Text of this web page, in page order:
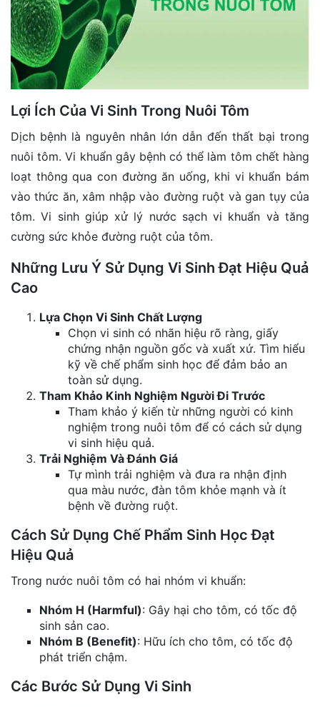
Lợi Ích Của Vi Sinh Trong Nuôi Tôm
Dịch bệnh là nguyên nhân lớn dẫn đến thất bại trong
nuôi tôm. Vi khuẩn gây bệnh có thể làm tôm chết hàng
loạt thông qua con đường ăn uống, khi vi khuẩn bám
vào thức ăn, xâm nhập vào đường ruột và gan tụy của
tôm. Vi sinh giúp xử lý nước sạch vi khuẩn và tăng
cường sức khỏe đường ruột của tôm.
Những Lưu Ý Sử Dụng Vi Sinh Đạt Hiệu Quả
Cao
Lựa Chọn Vi Sinh Chất Lượng
Chọn vi sinh có nhãn hiệu rõ ràng, giấy
chứng nhận nguồn gốc và xuất xứ. Tìm hiểu
kỹ về chế phẩm sinh học để đảm bảo an
toàn sử dụng.
Tham Khảo Kinh Nghiệm Người Đi Trước
Tham khảo ý kiến từ những người có kinh
nghiệm trong nuôi tôm để có cách sử dụng
vi sinh hiệu quả.
Trải Nghiệm Và Đánh Giá
Tự mình trải nghiệm và đưa ra nhận định
qua màu nước, đàn tôm khỏe mạnh và ít
bệnh về đường ruột.
Cách Sử Dụng Chế Phẩm Sinh Học Đạt
Hiệu Quả
Trong nước nuôi tôm có hai nhóm vi khuẩn:
Nhóm H (Harmful): Gây hại cho tôm, có tốc độ
sinh sản cao.
Nhóm B (Benefit): Hữu ích cho tôm, có tốc độ
phát triển chậm.
Các Bước Sử Dụng Vi Sinh